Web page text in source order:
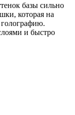
базы сильно
которая на
и быстро